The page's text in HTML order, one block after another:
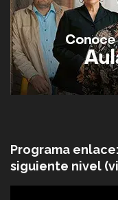
Programa
siguiente nivel